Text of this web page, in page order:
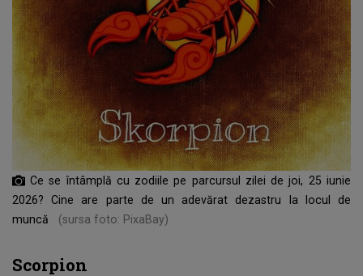
Ce se întâmplă cu zodiile pe parcursul zilei de joi, 25 iunie
2026? Cine are parte de un adevărat dezastru la locul de
muncă
(sursa foto: PixaBay)
Scorpion